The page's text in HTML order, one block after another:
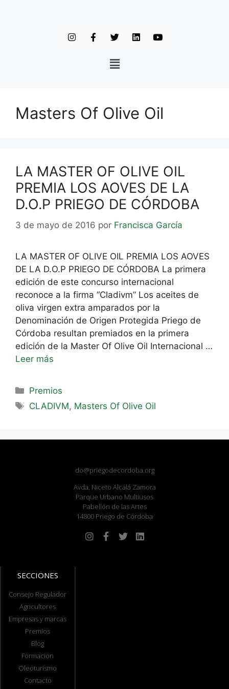
Masters Of Olive Oil
LA MASTER OF OLIVE OIL
PREMIA LOS AOVES DE LA
D.O.P PRIEGO DE CÓRDOBA
3 de mayo de 2016 por Francisca García
LA MASTER OF OLIVE OIL PREMIA LOS AOVES
DE LA D.O.P PRIEGO DE CÓRDOBA La primera
edición de este concurso internacional
reconoce a la firma “Cladivm” Los aceites de
oliva virgen extra amparados por la
Denominación de Origen Protegida Priego de
Córdoba resultan premiados en la primera
edición de la Master Of Olive Oil Internacional …
Leer más
Premios
CLADIVM, Masters Of Olive Oil
do@priegodecordoba.org
Avda. Niceto Alcalá Zamora
Parque Urbano Multiusos
Pabellón de las Artes
14800 Priego de Córdoba
SECCIONES
Consejo Regulador
Agricultores
Empresas y marcas
Premios
Blog
Formación
Oleoturismo
Contacto